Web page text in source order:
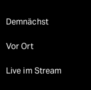
Demnächst
Vor Ort
Live im Stream